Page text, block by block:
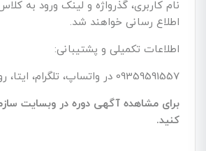
نام کاربری، گذرواژه و لینک ورود به
اطلاع رسانی خواهند شد.
اطلاعات تکمیلی و پشتیبانی:
09359591557 در واتساپ، تلگرام، ایتا، روبیکا، سروش
برای مشاهده آگهی دوره در وبسایت
کنید.